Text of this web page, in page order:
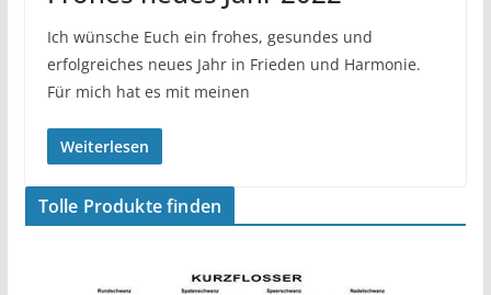
Ich wünsche Euch ein frohes, gesundes und
erfolgreiches neues Jahr in Frieden und Harmonie.
Für mich hat es mit meinen
Weiterlesen
Tolle Produkte finden